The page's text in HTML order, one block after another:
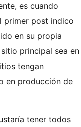
es cuando
primer post indico
en su propia
principal sea en
tengan
en producción de
tener todos